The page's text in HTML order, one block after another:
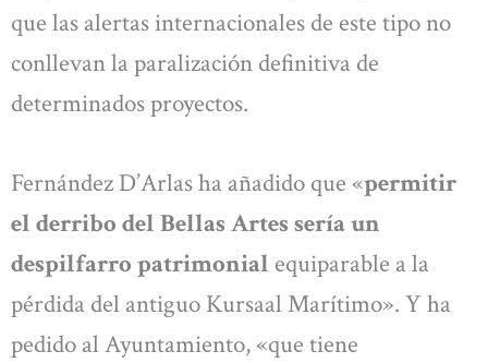
que las alertas internacionales de este tipo no
conllevan la paralización definitiva de
determinados proyectos.
Fernández D’Arlas ha añadido que «permitir
el derribo del Bellas Artes sería un
despilfarro patrimonial equiparable a la
pérdida del antiguo Kursaal Marítimo». Y ha
pedido al Ayuntamiento, «que tiene